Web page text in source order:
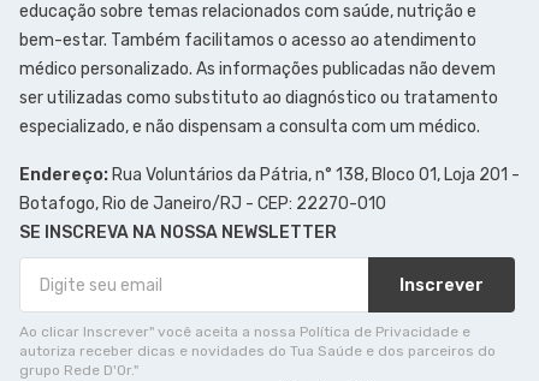
educação sobre temas relacionados com saúde, nutrição e
bem-estar. Também facilitamos o acesso ao atendimento
médico personalizado. As informações publicadas não devem
ser utilizadas como substituto ao diagnóstico ou tratamento
especializado, e não dispensam a consulta com um médico.
Endereço: Rua Voluntários da Pátria, n° 138, Bloco 01, Loja 201 -
Botafogo, Rio de Janeiro/RJ - CEP: 22270-010
SE INSCREVA NA NOSSA NEWSLETTER
Inscrever
Ao clicar Inscrever" você aceita a nossa Política de Privacidade e
autoriza receber dicas e novidades do Tua Saúde e dos parceiros do
grupo Rede D'Or."